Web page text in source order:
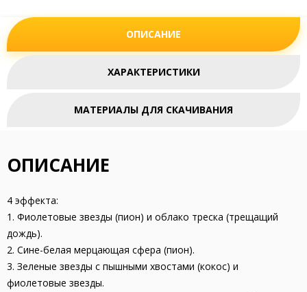
ОПИСАНИЕ
ХАРАКТЕРИСТИКИ
МАТЕРИАЛЫ ДЛЯ СКАЧИВАНИЯ
ОПИСАНИЕ
4 эффекта:
1. Фиолетовые звезды (пион) и облако треска (трещащий
дождь).
2. Сине-белая мерцающая сфера (пион).
3. Зеленые звезды с пышными хвостами (кокос) и
фиолетовые звезды.